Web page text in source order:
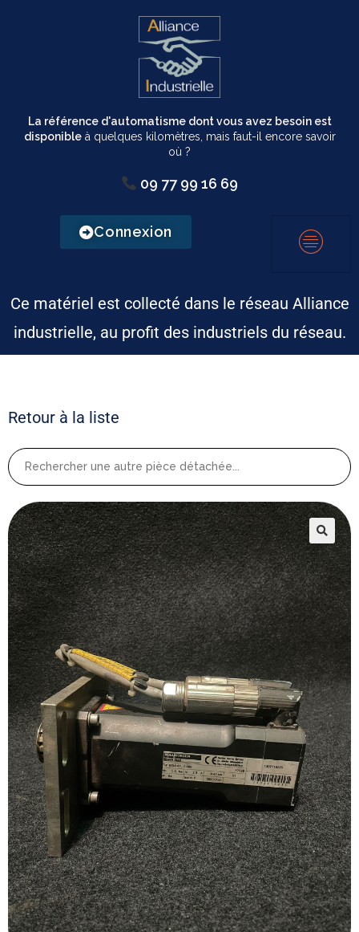
La référence d'automatisme dont vous avez besoin est
disponibleà quelques kilomètres, mais faut-il encore savoir
où ?
09 77 99 16 69
Connexion
Ce matériel est collecté dans le réseau Alliance
industrielle, au profit des industriels du réseau.
Retour à la liste